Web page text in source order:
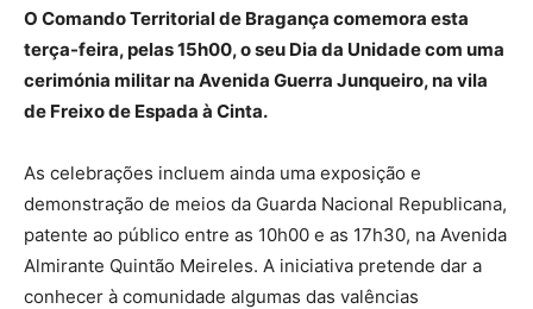
O Comando Territorial de Bragança comemora esta
terça-feira, pelas 15h00, o seu Dia da Unidade com uma
cerimónia militar na Avenida Guerra Junqueiro, na vila
de Freixo de Espada à Cinta.
As celebrações incluem ainda uma exposição e
demonstração de meios da Guarda Nacional Republicana,
patente ao público entre as 10h00 e as 17h30, na Avenida
Almirante Quintão Meireles. A iniciativa pretende dar a
conhecer à comunidade algumas das valências